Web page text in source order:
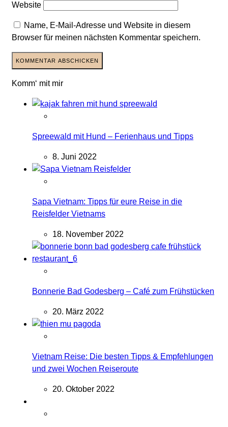
Website
Name, E-Mail-Adresse und Website in diesem
Browser für meinen nächsten Kommentar speichern.
Komm‘ mit mir
Spreewald mit Hund – Ferienhaus und Tipps
8. Juni 2022
Sapa Vietnam: Tipps für eure Reise in die
Reisfelder Vietnams
18. November 2022
Bonnerie Bad Godesberg – Café zum Frühstücken
20. März 2022
Vietnam Reise: Die besten Tipps & Empfehlungen
und zwei Wochen Reiseroute
20. Oktober 2022